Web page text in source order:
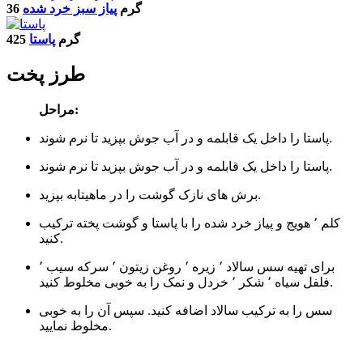
36 گرم پیاز سبز خرد شده
425 گرم پاستا
طرز پخت
مراحل:
پاستا را داخل یک قابلمه و در آب جوش بپزید تا نرم شوند.
پاستا را داخل یک قابلمه و در آب جوش بپزید تا نرم شوند.
برش های نازک گوشت را در ماهیتابه بپزید.
کلم ٬ هویج و پیاز خرد شده را با پاستا و گوشت پخته ترکیب
کنید.
برای تهیه سس سالاد ٬ زیره ٬ روغن زیتون ٬ سرکه سیب ٬
فلفل سیاه ٬ شکر ٬ خردل و نمک را به خوبی مخلوط کنید.
سس را به ترکیب سالاد اضافه کنید. سپس آن را به خوبی
مخلوط نمایید.